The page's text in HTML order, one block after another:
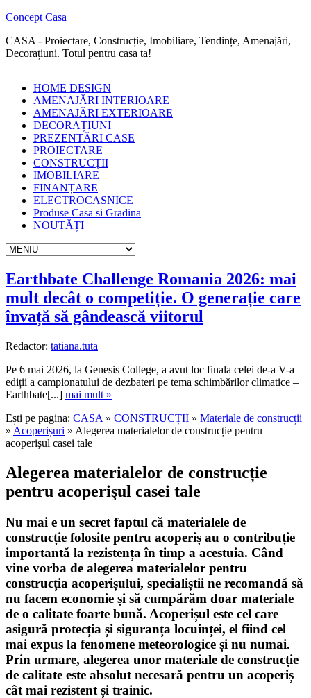
Concept Casa
CASA - Proiectare, Construcție, Imobiliare, Tendințe, Amenajări,
Decorațiuni. Totul pentru casa ta!
HOME DESIGN
AMENAJĂRI INTERIOARE
AMENAJĂRI EXTERIOARE
DECORAȚIUNI
PREZENTĂRI CASE
PROIECTARE
CONSTRUCȚII
IMOBILIARE
FINANȚARE
ELECTROCASNICE
Produse Casa si Gradina
NOUTĂȚI
Earthbate Challenge Romania 2026: mai
mult decât o competiție. O generație care
învață să gândească viitorul
Redactor: tatiana.tuta
Pe 6 mai 2026, la Genesis College, a avut loc finala celei de-a V-a
ediții a campionatului de dezbateri pe tema schimbărilor climatice –
Earthbate[...] mai mult »
Ești pe pagina: CASA » CONSTRUCȚII » Materiale de construcții
» Acoperișuri » Alegerea materialelor de construcție pentru
acoperişul casei tale
Alegerea materialelor de construcție
pentru acoperişul casei tale
Nu mai e un secret faptul că materialele de
construcție folosite pentru acoperiș au o contribuție
importantă la rezistența în timp a acestuia. Când
vine vorba de alegerea materialelor pentru
construcția acoperișului, specialiștii ne recomandă să
nu facem economie și să cumpărăm doar materiale
de o calitate foarte bună. Acoperișul este cel care
asigură protecția și siguranța locuinței, el fiind cel
mai expus la fenomene meteorologice și nu numai.
Prin urmare, alegerea unor materiale de construcție
de calitate este absolut necesară pentru un acoperiș
cât mai rezistent și trainic.